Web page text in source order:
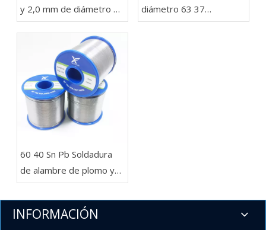
y 2,0 mm de diámetro 63
37 Sn Pb Soldadura en un
carrete de 1 kg para
luces LED
diámetro 63 37
Soldadura de alambre
​60 40 Sn Pb Soldadura
de alambre de plomo y
estaño Carrete de 1 lb
.032'' para importadores
y mayoristas
INFORMACIÓN